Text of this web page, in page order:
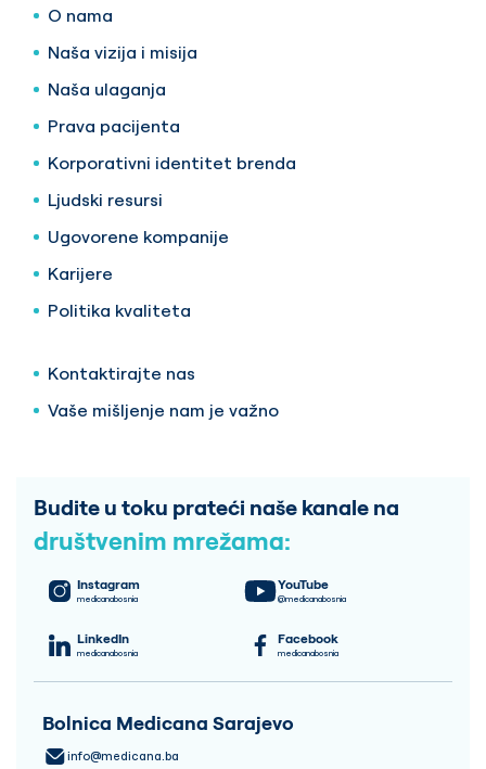
O nama
Naša vizija i misija
Naša ulaganja
Prava pacijenta
Korporativni identitet brenda
Ljudski resursi
Ugovorene kompanije
Karijere
Politika kvaliteta
Kontaktirajte nas
Vaše mišljenje nam je važno
Budite u toku prateći naše kanale na
društvenim mrežama:
Instagram
medicanabosnia
YouTube
@medicanabosnia
LinkedIn
medicanabosnia
Facebook
medicanabosnia
Bolnica Medicana Sarajevo
info@medicana.ba